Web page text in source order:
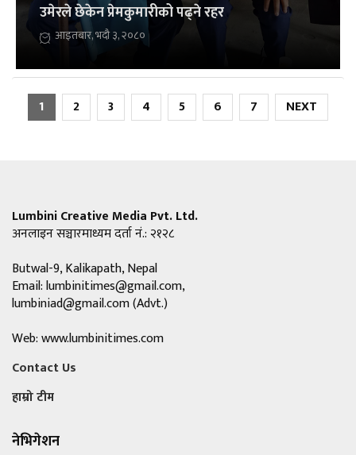
उमेरले छेकेन प्रेमकुमारीको पढ्ने रहर
आइतबार, भदौ ३, २०८०
1 2 3 4 5 6 7 NEXT
Lumbini Creative Media Pvt. Ltd.
अनलाइन सञ्चारमाध्यम दर्ता नं.: २१२८
Butwal-9, Kalikapath, Nepal
Email:lumbinitimes@gmail.com,
lumbiniad@gmail.com(Advt.)
Web: www.lumbinitimes.com
Contact Us
हाम्रो टीम
नेभिगेशन